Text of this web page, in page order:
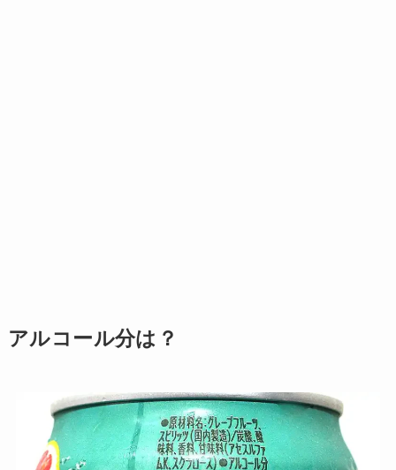
アルコール分は？